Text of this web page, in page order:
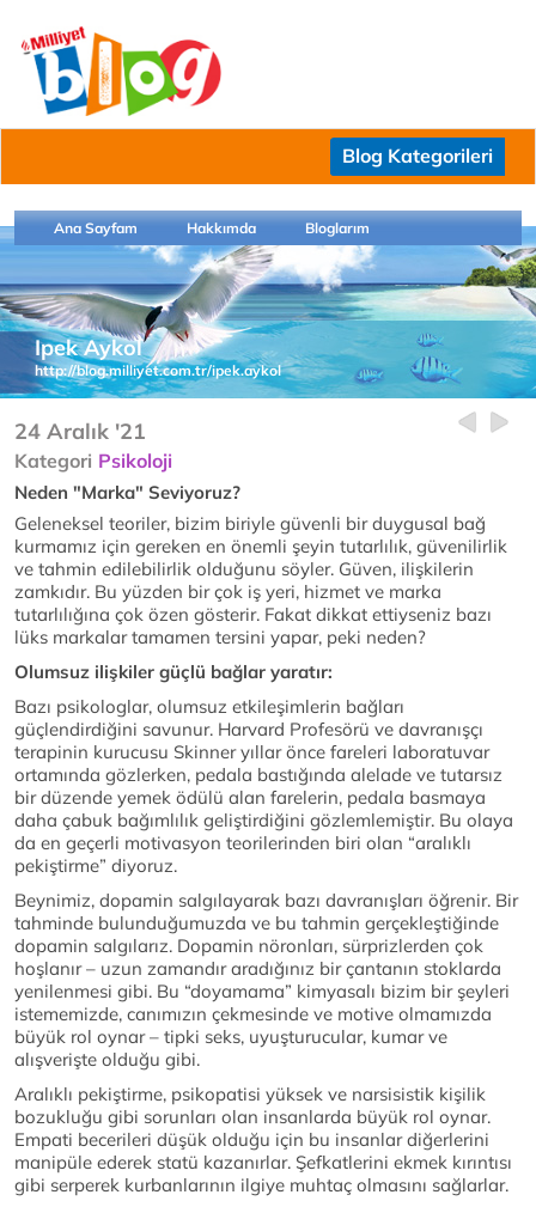
Blog Kategorileri
Ana Sayfam Hakkımda Bloglarım
Ipek Aykol
http://blog.milliyet.com.tr/ipek.aykol
24 Aralık '21
Kategori Psikoloji
Neden "Marka" Seviyoruz?
Geleneksel teoriler, bizim biriyle güvenli bir duygusal bağ
kurmamız için gereken en önemli şeyin tutarlılık, güvenilirlik
ve tahmin edilebilirlik olduğunu söyler. Güven, ilişkilerin
zamkıdır. Bu yüzden bir çok iş yeri, hizmet ve marka
tutarlılığına çok özen gösterir. Fakat dikkat ettiyseniz bazı
lüks markalar tamamen tersini yapar, peki neden?
Olumsuz ilişkiler güçlü bağlar yaratır:
Bazı psikologlar, olumsuz etkileşimlerin bağları
güçlendirdiğini savunur. Harvard Profesörü ve davranışçı
terapinin kurucusu Skinner yıllar önce fareleri laboratuvar
ortamında gözlerken, pedala bastığında alelade ve tutarsız
bir düzende yemek ödülü alan farelerin, pedala basmaya
daha çabuk bağımlılık geliştirdiğini gözlemlemiştir. Bu olaya
da en geçerli motivasyon teorilerinden biri olan “aralıklı
pekiştirme” diyoruz.
Beynimiz, dopamin salgılayarak bazı davranışları öğrenir. Bir
tahminde bulunduğumuzda ve bu tahmin gerçekleştiğinde
dopamin salgılarız. Dopamin nöronları, sürprizlerden çok
hoşlanır – uzun zamandır aradığınız bir çantanın stoklarda
yenilenmesi gibi. Bu “doyamama” kimyasalı bizim bir şeyleri
istememizde, canımızın çekmesinde ve motive olmamızda
büyük rol oynar – tipki seks, uyuşturucular, kumar ve
alışverişte olduğu gibi.
Aralıklı pekiştirme, psikopatisi yüksek ve narsisistik kişilik
bozukluğu gibi sorunları olan insanlarda büyük rol oynar.
Empati becerileri düşük olduğu için bu insanlar diğerlerini
manipüle ederek statü kazanırlar. Şefkatlerini ekmek kırıntısı
gibi serperek kurbanlarının ilgiye muhtaç olmasını sağlarlar.